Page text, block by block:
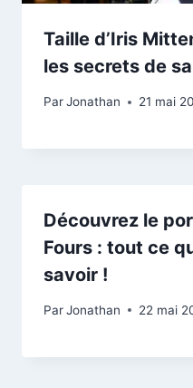
Taille d’Iris
les secrets de
ParJonathan 21 mai
Découvrez le
Fours : tout ce
savoir !
ParJonathan 22 mai